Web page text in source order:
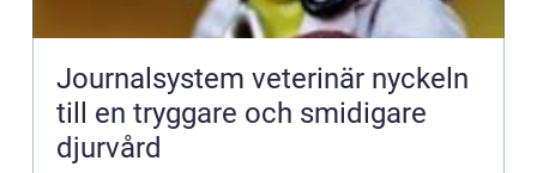
Journalsystem veterinär nyckeln
till en tryggare och smidigare
djurvård